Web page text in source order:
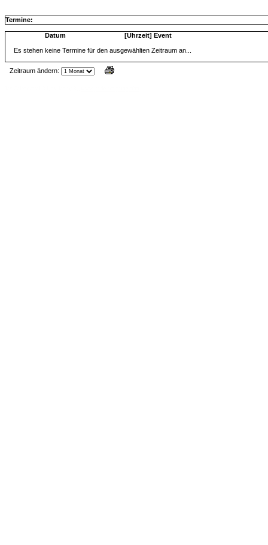
Termine:
Datum [Uhrzeit] Event
Es stehen keine Termine für den ausgewählten Zeitraum an...
Zeitraum ändern: